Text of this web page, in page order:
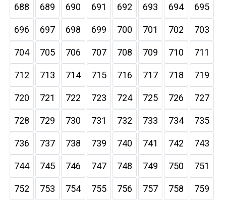
688 689 690 691 692 693 694 695
696 697 698 699 700 701 702 703
704 705 706 707 708 709 710 711
712 713 714 715 716 717 718 719
720 721 722 723 724 725 726 727
728 729 730 731 732 733 734 735
736 737 738 739 740 741 742 743
744 745 746 747 748 749 750 751
752 753 754 755 756 757 758 759